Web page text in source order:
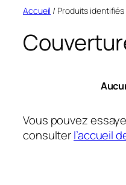
Aller
contenu
Accueil / Produits identifiés
Vous pouvez
consulterl’accueil